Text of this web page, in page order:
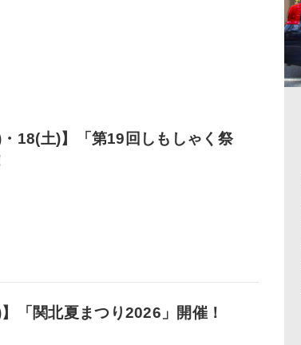
・18(土)】「第19回しもしゃく祭
】「関北夏まつり2026」開催！